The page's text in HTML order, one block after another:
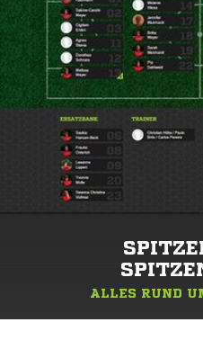
ALLES RUND